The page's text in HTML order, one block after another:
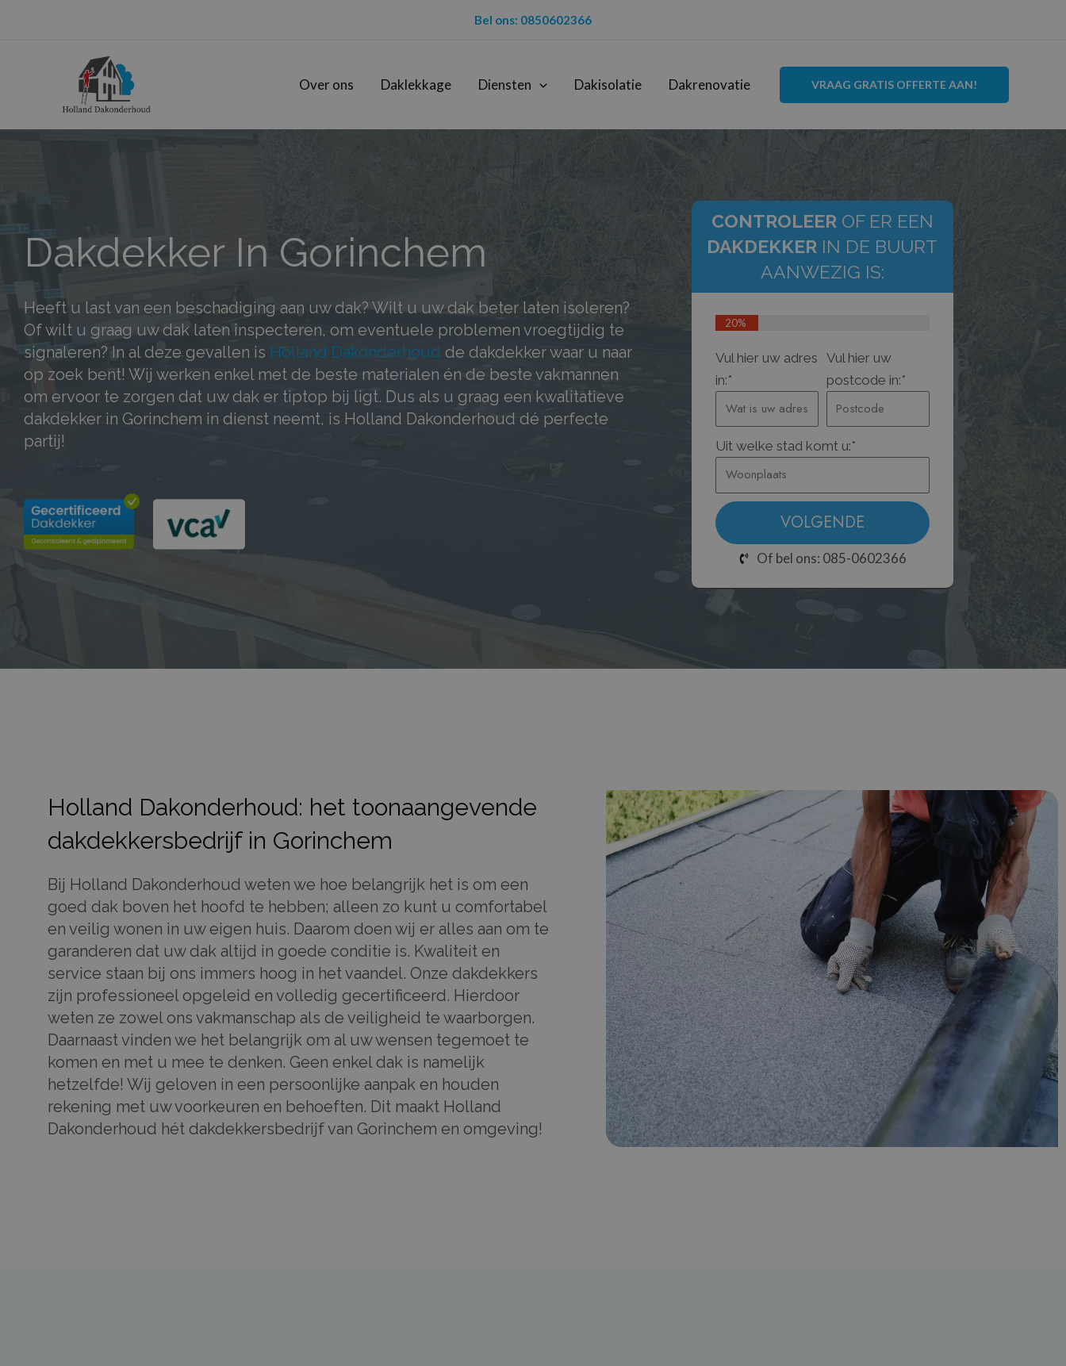
Bel ons: 0850602366
Over ons Daklekkage Diensten Dakisolatie Dakrenovatie VRAAG GRATIS OFFERTE AAN!
Dakdekker In Gorinchem
Heeft u last van een beschadiging aan uw dak? Wilt u uw dak beter laten isoleren?
Of wilt u graag uw dak laten inspecteren, om eventuele problemen vroegtijdig te
signaleren? In al deze gevallen is Holland Dakonderhoud de dakdekker waar u naar
op zoek bent! Wij werken enkel met de beste materialen én de beste vakmannen
om ervoor te zorgen dat uw dak er tiptop bij ligt. Dus als u graag een kwalitatieve
dakdekker in Gorinchem in dienst neemt, is Holland Dakonderhoud dé perfecte
partij!
CONTROLEER OF ER EEN
DAKDEKKER IN DE BUURT
AANWEZIG IS:
20%
Vul hier uw adres
in:*
Vul hier uw
postcode in:*
Uit welke stad komt u:*
VOLGENDE
Of bel ons: 085-0602366
Holland Dakonderhoud: het toonaangevende
dakdekkersbedrijf in Gorinchem
Bij Holland Dakonderhoud weten we hoe belangrijk het is om een
goed dak boven het hoofd te hebben; alleen zo kunt u comfortabel
en veilig wonen in uw eigen huis. Daarom doen wij er alles aan om te
garanderen dat uw dak altijd in goede conditie is. Kwaliteit en
service staan bij ons immers hoog in het vaandel. Onze dakdekkers
zijn professioneel opgeleid en volledig gecertificeerd. Hierdoor
weten ze zowel ons vakmanschap als de veiligheid te waarborgen.
Daarnaast vinden we het belangrijk om al uw wensen tegemoet te
komen en met u mee te denken. Geen enkel dak is namelijk
hetzelfde! Wij geloven in een persoonlijke aanpak en houden
rekening met uw voorkeuren en behoeften. Dit maakt Holland
Dakonderhoud hét dakdekkersbedrijf van Gorinchem en omgeving!